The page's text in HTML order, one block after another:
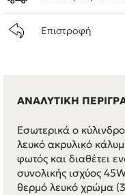
Επιστροφή
ΑΝΑΛΥΤΙΚΗ
Εσωτερικά ο
λευκό ακρυλικό
φωτός και διαθέτει
συνολικής ισχύος
θερμό λευκό χρώμα